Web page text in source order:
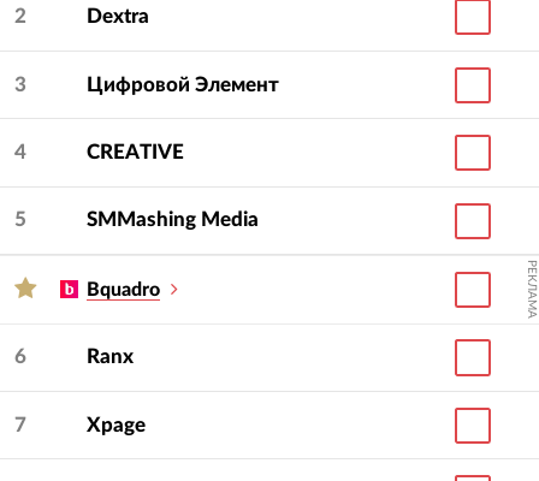
2 Dextra
3 Цифровой Элемент
4 CREATIVE
5 SMMashing Media
Bquadro РЕКЛАМА
6 Ranx
7 Xpage